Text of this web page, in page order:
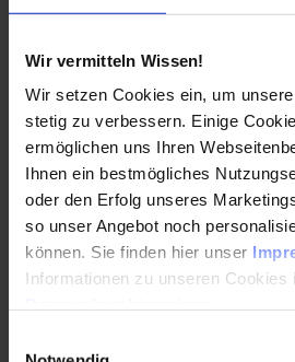
Wir vermitteln Wissen!
Wir setzen Cookies ein, um
stetig zu verbessern. Einige
ermöglichen uns Ihren
Ihnen ein bestmögliches
oder den Erfolg unseres
so unser Angebot noch
können. Sie finden hier unser
Informationen zu unseren Cookies
Erfahren Sie im Seminar
über Grundlagen zu
und Verschleiß. Mehr
Durchführungen
Veranstaltungsdatum Veranstaltungsort
15. – 16.09.2026
02. – 03.12.2026
Alle Termine ansehen
Auch Inhouse buchbar